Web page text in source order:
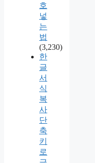
호
넣
는
법
(3,230)
한
글
서
식
복
사
단
축
키
로